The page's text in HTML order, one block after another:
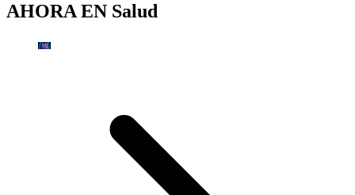
AHORA EN Salud